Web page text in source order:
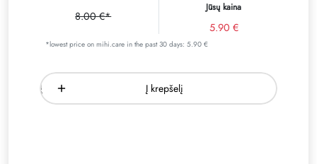
8.00 €*
Jūsų kaina
5.90 €
*lowest price on mihi.care in the past 30 days: 5.90 €
Į krepšelį